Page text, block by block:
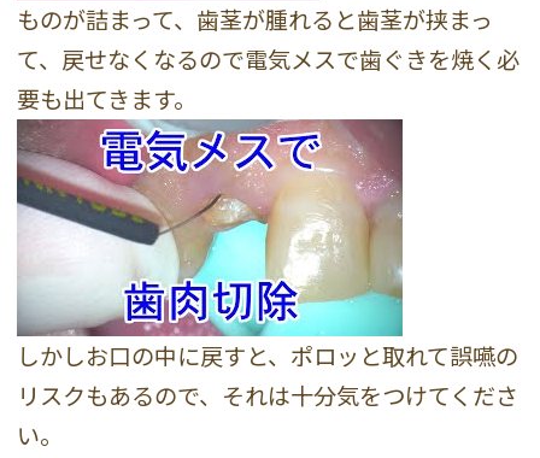
ものが詰まって、歯茎が腫れると歯茎が挟まっ
て、戻せなくなるので電気メスで歯ぐきを焼く必
要も出てきます。
しかしお口の中に戻すと、ポロッと取れて誤嚥の
リスクもあるので、それは十分気をつけてくださ
い。